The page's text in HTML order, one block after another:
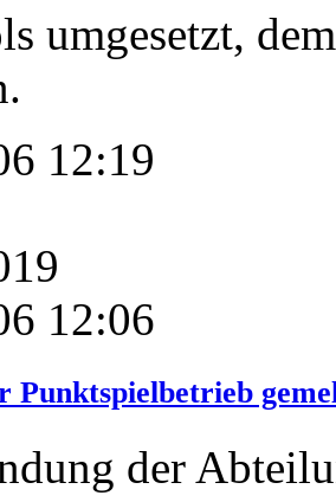
umgesetzt,
12:19
12:06
Punktspielbetrieb
der